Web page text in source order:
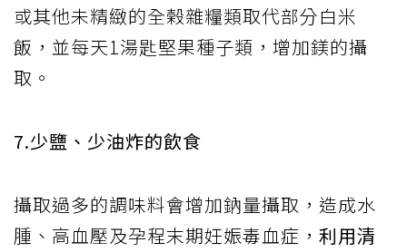
或其他未精緻的全榖雜糧類取代部分白米
飯，並每天1湯匙堅果種子類，增加鎂的攝
取。
7.少鹽、少油炸的飲食
攝取過多的調味料會增加鈉量攝取，造成水
腫、高血壓及孕程末期妊娠毒血症， 利用清